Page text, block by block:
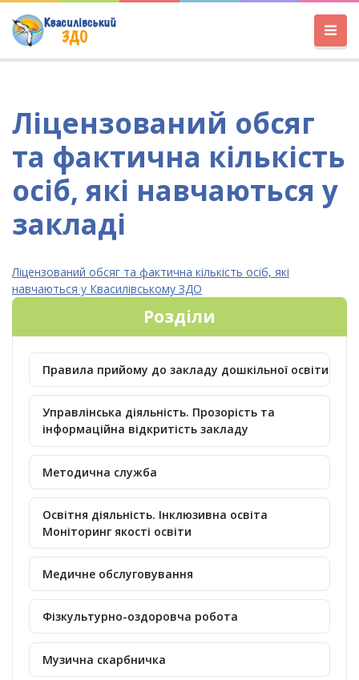
Ліцензований обсяг
та фактична кількість
осіб, які навчаються у
закладі
Ліцензований обсяг та фактична кількість осіб, які
навчаються у Квасилівському ЗДО
Розділи
Правила прийому до закладу дошкільної освіти
Управлінська діяльність. Прозорість та
інформаційна відкритість закладу
Методична служба
Освітня діяльність. Інклюзивна освіта
Моніторинг якості освіти
Медичне обслуговування
Фізкультурно-оздоровча робота
Музична скарбничка